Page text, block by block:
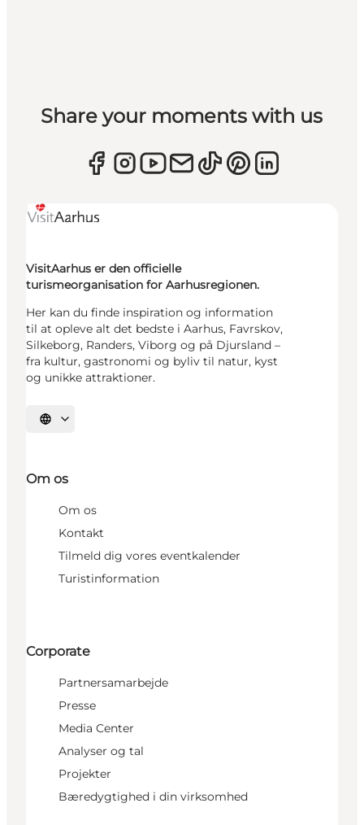
Share your moments with us
VisitAarhus er den officielle
turismeorganisation for Aarhusregionen.
Her kan du finde inspiration og information
til at opleve alt det bedste i Aarhus, Favrskov,
Silkeborg, Randers, Viborg og på Djursland –
fra kultur, gastronomi og byliv til natur, kyst
og unikke attraktioner.
Vælg sprog
Om os
Om os
Kontakt
Tilmeld dig vores eventkalender
Turistinformation
Corporate
Partnersamarbejde
Presse
Media Center
Analyser og tal
Projekter
Bæredygtighed i din virksomhed